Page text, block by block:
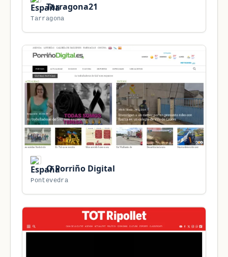
Tarragona21
Tarragona
O Porriño Digital
Pontevedra